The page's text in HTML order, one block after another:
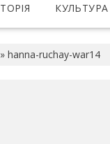
КУЛЬТУРА
» hanna-ruchay-war14